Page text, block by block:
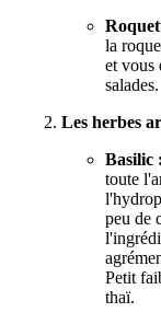
la
et vous
salades.
Les herbes
Basilic :
toute
peu de
Petit
thaï.